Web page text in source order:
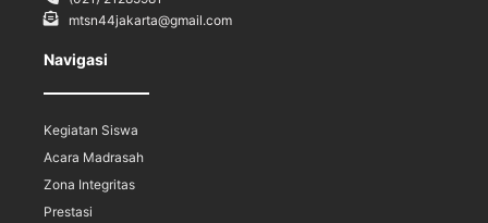
mtsn44jakarta@gmail.com
Navigasi
Kegiatan Siswa
Acara Madrasah
Zona Integritas
Prestasi